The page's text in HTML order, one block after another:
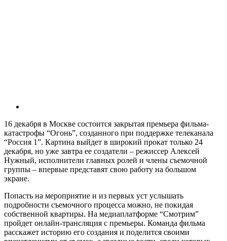
16 декабря в Москве состоится закрытая премьера фильма-
катастрофы “Огонь”, созданного при поддержке телеканала
“Россия 1”. Картина выйдет в широкий прокат только 24
декабря, но уже завтра ее создатели – режиссер Алексей
Нужный, исполнители главных ролей и члены съемочной
группы – впервые представят свою работу на большом
экране.
Попасть на мероприятие и из первых уст услышать
подробности съемочного процесса можно, не покидая
собственной квартиры. На медиаплатформе “Смотрим”
пройдет онлайн-трансляция с премьеры. Команда фильма
расскажет историю его создания и поделится своими